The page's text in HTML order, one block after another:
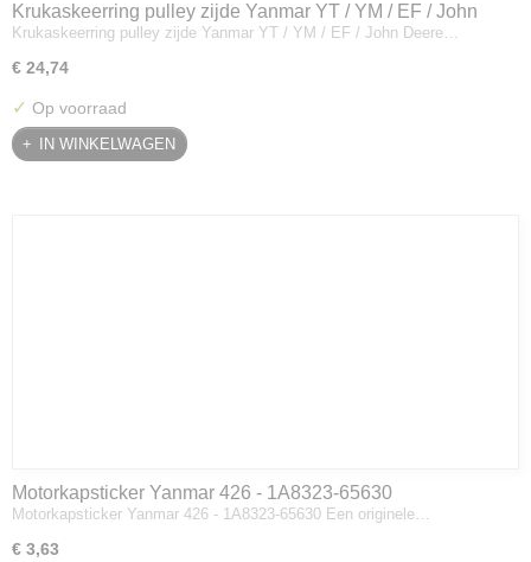
Krukaskeerring pulley zijde Yanmar YT / YM / EF / John
Deere - 119934-01800
Krukaskeerring pulley zijde Yanmar YT / YM / EF / John Deere…
€ 24,74
✓ Op voorraad
IN WINKELWAGEN
Motorkapsticker Yanmar 426 - 1A8323-65630
Motorkapsticker Yanmar 426 - 1A8323-65630 Een originele…
€ 3,63